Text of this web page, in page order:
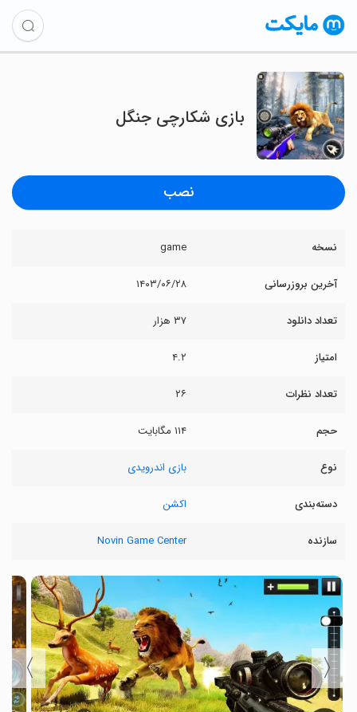
بازی شکارچی جنگل
نصب
نسخه game
آخرین بروزرسانی ۱۴۰۳/۰۶/۲۸
تعداد دانلود ۳۷ هزار
امتیاز ۴.۲
تعداد نظرات ۲۶
حجم ۱۱۴ مگابایت
نوع بازی اندرویدی
دسته‌بندی اکشن
سازنده Novin Game Center
〈
〉